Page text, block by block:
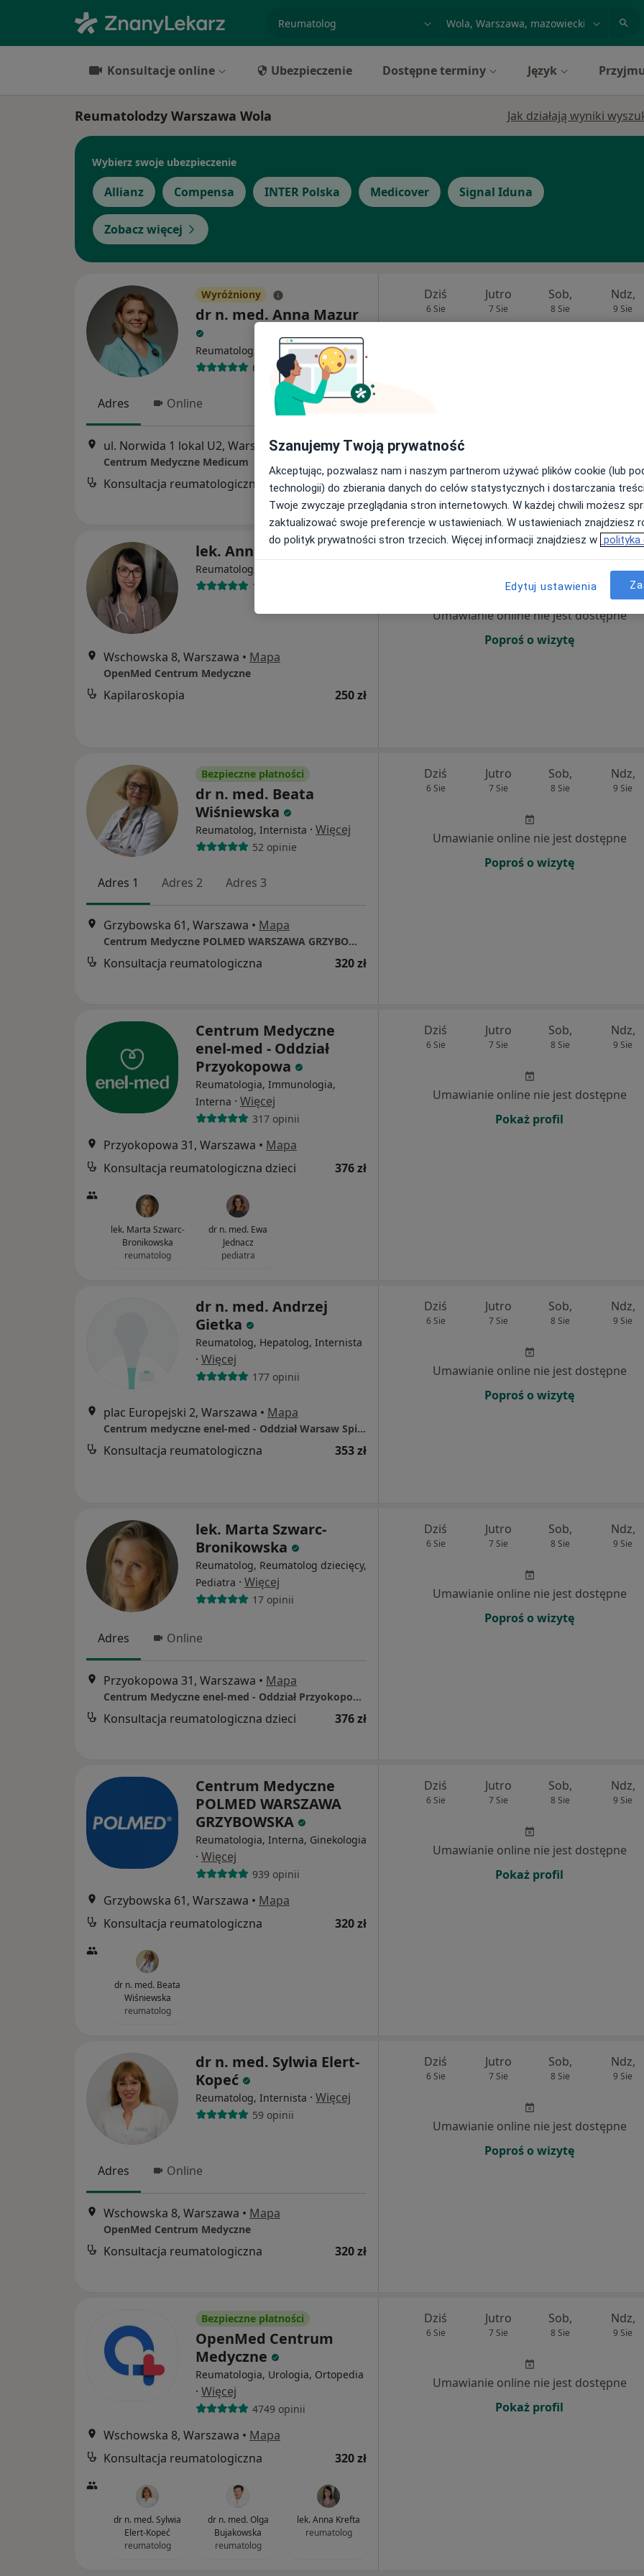
Konsultacje online Ubezpieczenie Dostępne terminy Język
Reumatolodzy Warszawa Wola Jak działają wyniki
Wybierz swoje ubezpieczenie
Allianz Compensa INTER Polska Medicover Signal Iduna
Zobacz więcej
Wyróżniony
dr n. med. Anna Mazur
Reumatolog, Internista·Więcej
67 opinii
Adres Online
ul. Norwida 1 lokal U2, Warszawa•Mapa
Centrum Medyczne Medicum
Konsultacja reumatologiczna od 300 zł
Dziś
6 Sie
Jutro
7 Sie
Sob,
8 Sie
Ndz,
9 Sie
lek. Anna Krefta
Reumatolog, Internista
14 opinii
Wschowska 8, Warszawa • Mapa
OpenMed Centrum Medyczne
Kapilaroskopia 250 zł
Sob, Ndz,
Umawianie online nie jest dostępne
Poproś o wizytę
Bezpieczne płatności
dr n. med. Beata
Wiśniewska
Reumatolog, Internista · Więcej
52 opinie
Adres 1 Adres 2 Adres 3
Grzybowska 61, Warszawa • Mapa
Centrum Medyczne POLMED WARSZAWA GRZYBOWSKA
Konsultacja reumatologiczna 320 zł
Dziś
6 Sie
Jutro
7 Sie
Sob,
8 Sie
Ndz,
9 Sie
Umawianie online nie jest dostępne
Poproś o wizytę
Centrum Medyczne
enel-med - Oddział
Przyokopowa
Reumatologia, Immunologia,
Interna · Więcej
317 opinii
Przyokopowa 31, Warszawa • Mapa
Konsultacja reumatologiczna dzieci
376 zł
lek. Marta Szwarc-
Bronikowska
reumatolog
dr n. med. Ewa
Jednacz
pediatra
Dziś
6 Sie
Jutro
7 Sie
Sob,
8 Sie
Ndz,
9 Sie
Umawianie online nie jest dostępne
Pokaż profil
dr n. med. Andrzej
Gietka
Reumatolog, Hepatolog, Internista
· Więcej
177 opinii
plac Europejski 2, Warszawa • Mapa
Centrum medyczne enel-med - Oddział Warsaw Spire
Konsultacja reumatologiczna 353 zł
Dziś
6 Sie
Jutro
7 Sie
Sob,
8 Sie
Ndz,
9 Sie
Umawianie online nie jest dostępne
Poproś o wizytę
lek. Marta Szwarc-
Bronikowska
Reumatolog, Reumatolog dziecięcy,
Pediatra · Więcej
17 opinii
Adres Online
Przyokopowa 31, Warszawa • Mapa
Centrum Medyczne enel-med - Oddział Przyokopowa
Konsultacja reumatologiczna dzieci 376 zł
Dziś
6 Sie
Jutro
7 Sie
Sob,
8 Sie
Ndz,
9 Sie
Umawianie online nie jest dostępne
Poproś o wizytę
Centrum Medyczne
POLMED WARSZAWA
GRZYBOWSKA
Reumatologia, Interna, Ginekologia
· Więcej
939 opinii
Grzybowska 61, Warszawa • Mapa
Konsultacja reumatologiczna
320 zł
dr n. med. Beata
Wiśniewska
reumatolog
Dziś
6 Sie
Jutro
7 Sie
Sob,
8 Sie
Ndz,
9 Sie
Umawianie online nie jest dostępne
Pokaż profil
dr n. med. Sylwia Elert-
Kopeć
Reumatolog, Internista · Więcej
59 opinii
Adres Online
Wschowska 8, Warszawa • Mapa
OpenMed Centrum Medyczne
Konsultacja reumatologiczna 320 zł
Dziś
6 Sie
Jutro
7 Sie
Sob,
8 Sie
Ndz,
9 Sie
Umawianie online nie jest dostępne
Poproś o wizytę
Bezpieczne płatności
OpenMed Centrum
Medyczne
Reumatologia, Urologia, Ortopedia
· Więcej
4749 opinii
Wschowska 8, Warszawa • Mapa
Konsultacja reumatologiczna
320 zł
dr n. med. Sylwia
Elert-Kopeć
reumatolog
dr n. med. Olga
Bujakowska
reumatolog
lek. Anna Krefta
reumatolog
Dziś
6 Sie
Jutro
7 Sie
Sob,
8 Sie
Ndz,
9 Sie
Umawianie online nie jest dostępne
Pokaż profil
Szanujemy Twoją prywatność
Akceptując, pozwalasz nam i naszym partnerom używać plików cookie (lub
technologii) do zbierania danych do celów statystycznych i dostarczania
Twoje zwyczaje przeglądania stron internetowych. W każdej chwili możesz
zaktualizować swoje preferencje w ustawieniach. W ustawieniach znajdziesz
do polityk prywatności stron trzecich. Więcej informacji znajdziesz w polityka
Edytuj ustawienia